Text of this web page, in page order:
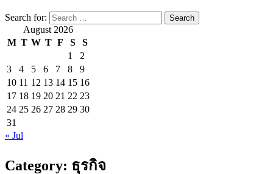
Search for:
August 2026
M T W T F S
S
1
2
3
4 5 6 7 8
9
10 11 12 13 14 15 16
17 18 19 20 21 22 23
24 25 26 27 28 29 30
31
« Jul
Category: ธุรกิจ